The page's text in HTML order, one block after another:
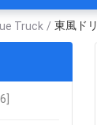
Truck / 東風ド